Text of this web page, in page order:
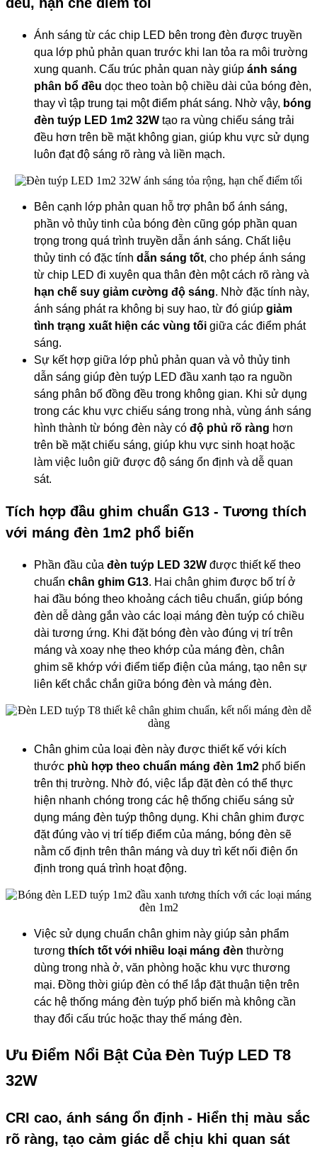
Ánh sáng từ các chip LED bên trong đèn được truyền
qua lớp phủ phản quan trước khi lan tỏa ra môi trường
xung quanh. Cấu trúc phản quan này giúp ánh sáng
phân bổ đều dọc theo toàn bộ chiều dài của bóng đèn,
thay vì tập trung tại một điểm phát sáng. Nhờ vậy, bóng
đèn tuýp LED 1m2 32W tạo ra vùng chiếu sáng trải
đều hơn trên bề mặt không gian, giúp khu vực sử dụng
luôn đạt độ sáng rõ ràng và liền mạch.
Bên cạnh lớp phản quan hỗ trợ phân bổ ánh sáng,
phần vỏ thủy tinh của bóng đèn cũng góp phần quan
trọng trong quá trình truyền dẫn ánh sáng. Chất liệu
thủy tinh có đặc tính dẫn sáng tốt, cho phép ánh sáng
từ chip LED đi xuyên qua thân đèn một cách rõ ràng và
hạn chế suy giảm cường độ sáng. Nhờ đặc tính này,
ánh sáng phát ra không bị suy hao, từ đó giúp giảm
tình trạng xuất hiện các vùng tối giữa các điểm phát
sáng.
Sự kết hợp giữa lớp phủ phản quan và vỏ thủy tinh
dẫn sáng giúp đèn tuýp LED đầu xanh tạo ra nguồn
sáng phân bố đồng đều trong không gian. Khi sử dụng
trong các khu vực chiếu sáng trong nhà, vùng ánh sáng
hình thành từ bóng đèn này có độ phủ rõ ràng hơn
trên bề mặt chiếu sáng, giúp khu vực sinh hoạt hoặc
làm việc luôn giữ được độ sáng ổn định và dễ quan
sát.
Tích hợp đầu ghim chuẩn G13 - Tương thích
với máng đèn 1m2 phổ biến
Phần đầu của đèn tuýp LED 32W được thiết kế theo
chuẩn chân ghim G13. Hai chân ghim được bố trí ở
hai đầu bóng theo khoảng cách tiêu chuẩn, giúp bóng
đèn dễ dàng gắn vào các loại máng đèn tuýp có chiều
dài tương ứng. Khi đặt bóng đèn vào đúng vị trí trên
máng và xoay nhẹ theo khớp của máng đèn, chân
ghim sẽ khớp với điểm tiếp điện của máng, tạo nên sự
liên kết chắc chắn giữa bóng đèn và máng đèn.
Chân ghim của loại đèn này được thiết kế với kích
thước phù hợp theo chuẩn máng đèn 1m2 phổ biến
trên thị trường. Nhờ đó, việc lắp đặt đèn có thể thực
hiện nhanh chóng trong các hệ thống chiếu sáng sử
dụng máng đèn tuýp thông dụng. Khi chân ghim được
đặt đúng vào vị trí tiếp điểm của máng, bóng đèn sẽ
nằm cố định trên thân máng và duy trì kết nối điện ổn
định trong quá trình hoạt động.
Việc sử dụng chuẩn chân ghim này giúp sản phẩm
tương thích tốt với nhiều loại máng đèn thường
dùng trong nhà ở, văn phòng hoặc khu vực thương
mại. Đồng thời giúp đèn có thể lắp đặt thuận tiện trên
các hệ thống máng đèn tuýp phổ biến mà không cần
thay đổi cấu trúc hoặc thay thế máng đèn.
Ưu Điểm Nổi Bật Của Đèn Tuýp LED T8
32W
CRI cao, ánh sáng ổn định - Hiển thị màu sắc
rõ ràng, tạo cảm giác dễ chịu khi quan sát